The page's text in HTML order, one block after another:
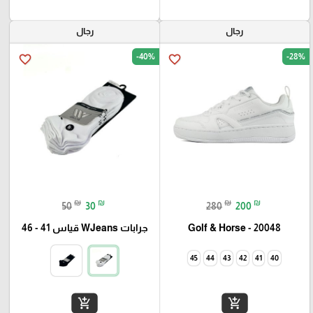
رجال
favorite_border -28%
280 ₪ 200 ₪
Golf & Horse - 20048
40
41
42
43
44
45
add_shopping_cart
رجال
favorite_border -40%
50 ₪ 30 ₪
جرابات WJeans قياس 41 - 46
add_shopping_cart